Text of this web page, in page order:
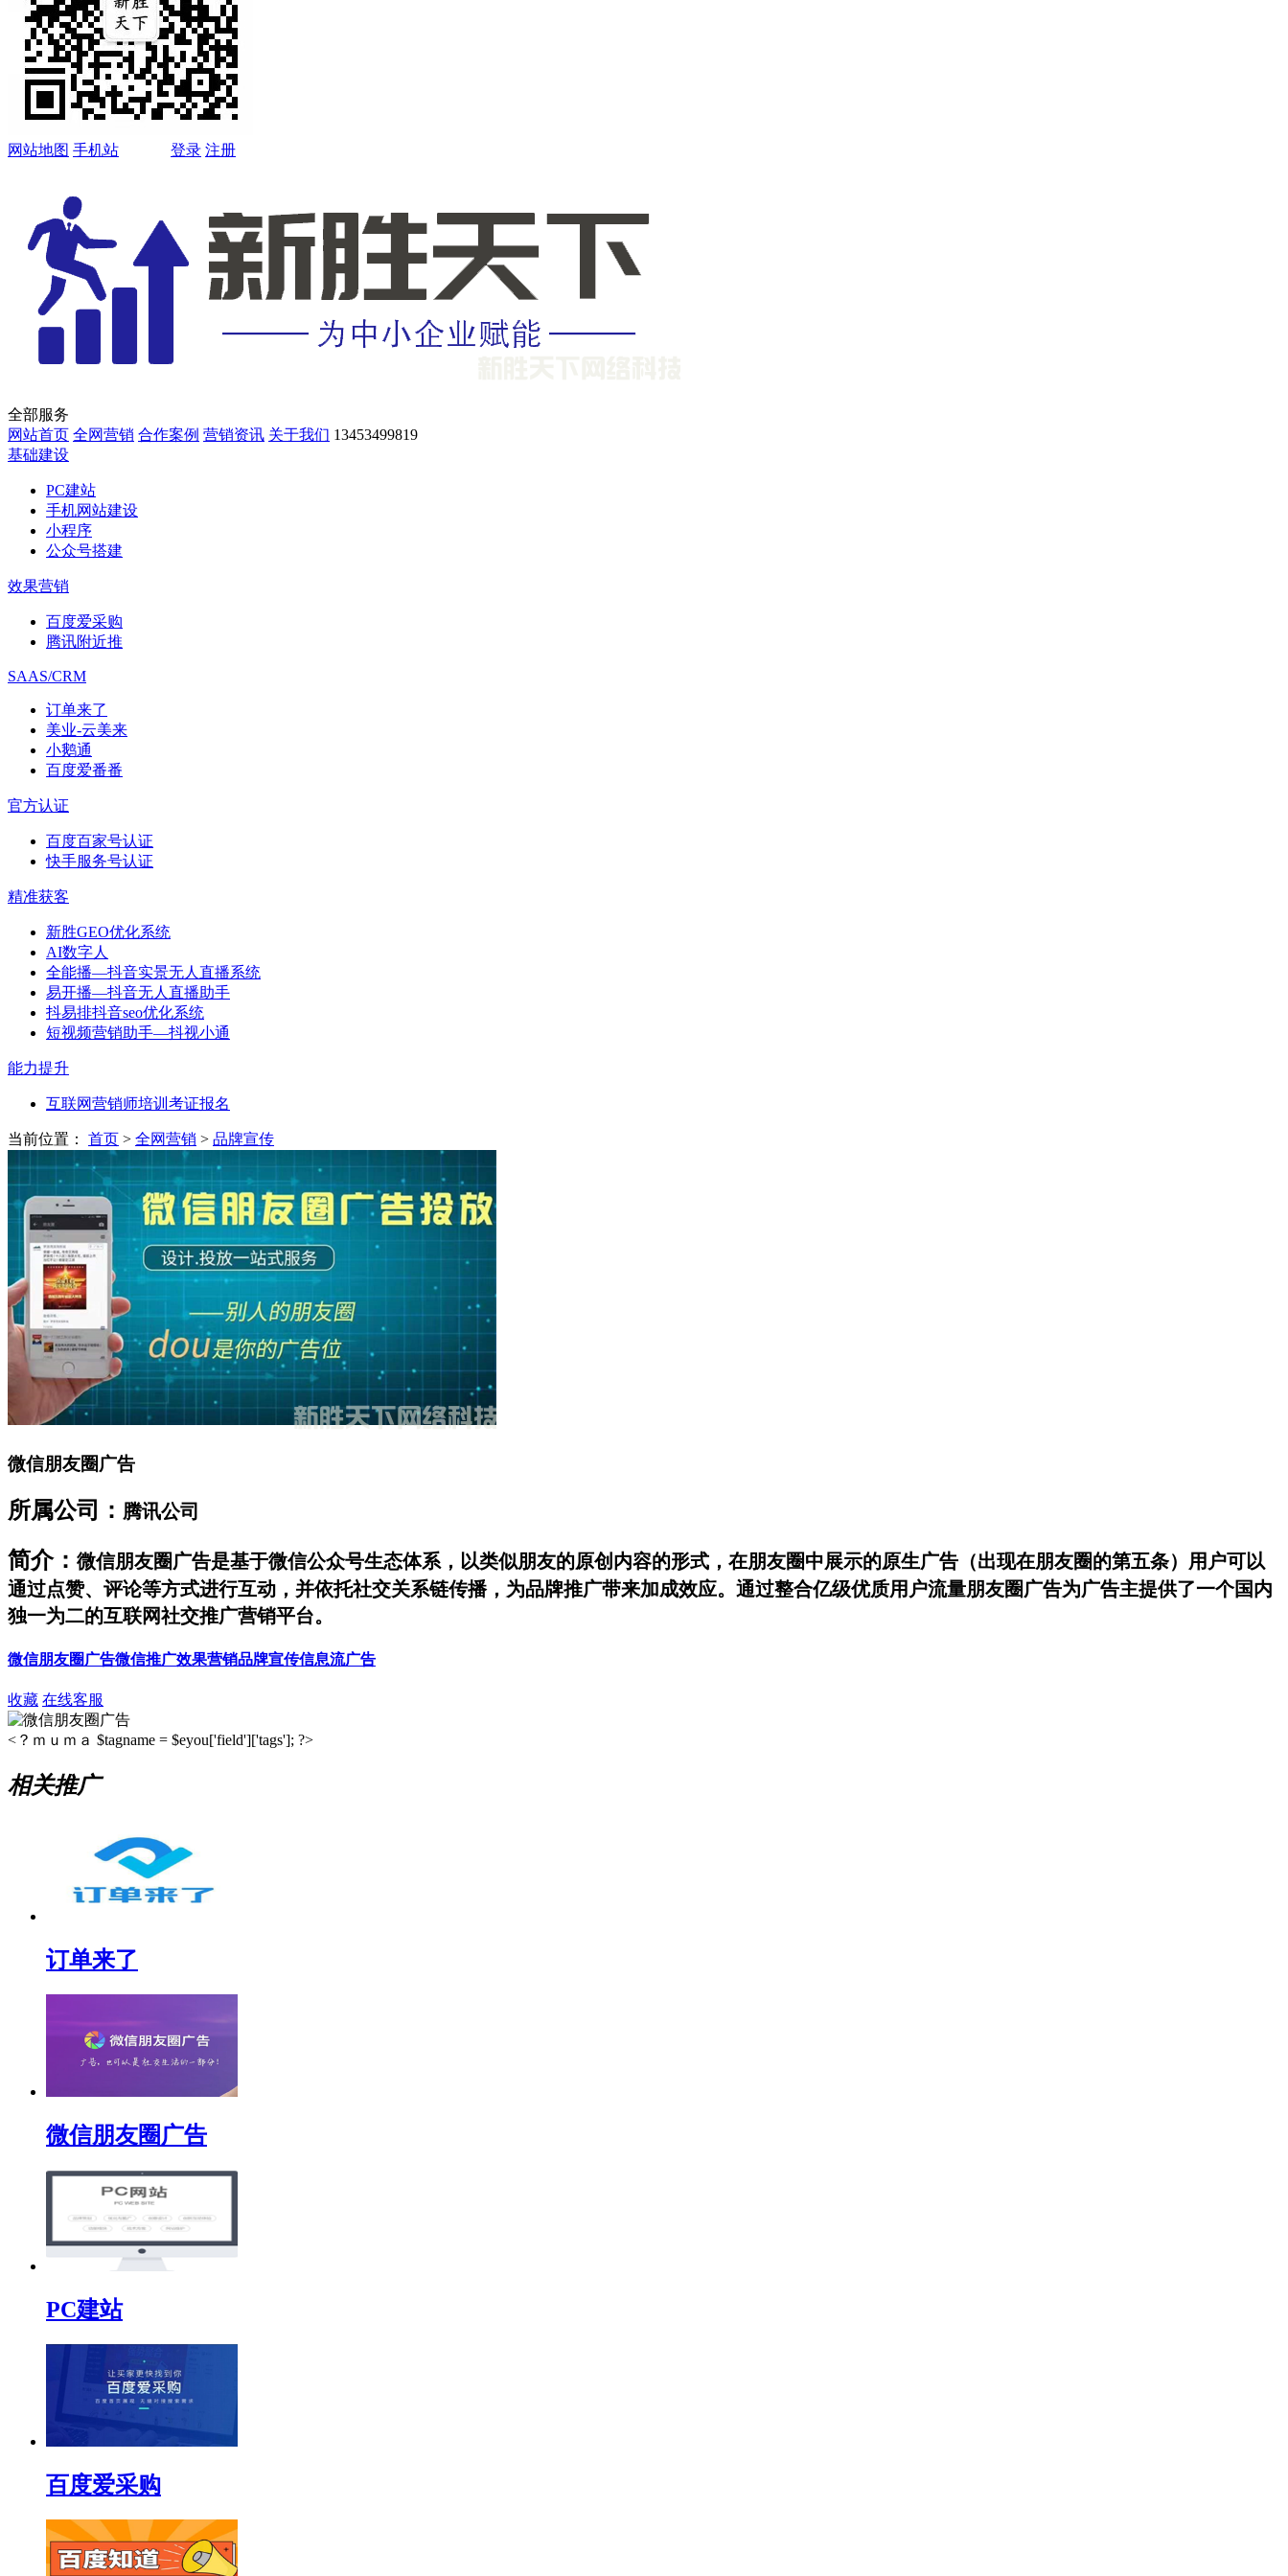
网站地图 手机站 登录 注册
全部服务
网站首页 全网营销 合作案例 营销资讯 关于我们 13453499819
基础建设
PC建站
手机网站建设
小程序
公众号搭建
效果营销
百度爱采购
腾讯附近推
SAAS/CRM
订单来了
美业-云美来
小鹅通
百度爱番番
官方认证
百度百家号认证
快手服务号认证
精准获客
新胜GEO优化系统
AI数字人
全能播—抖音实景无人直播系统
易开播—抖音无人直播助手
抖易排抖音seo优化系统
短视频营销助手—抖视小通
能力提升
互联网营销师培训考证报名
当前位置： 首页 > 全网营销 > 品牌宣传
微信朋友圈广告
所属公司： 腾讯公司
简介： 微信朋友圈广告是基于微信公众号生态体系，以类似朋友的原创内容的形式，在朋友圈中展示的原生广告（出现在朋友圈的第五条）用户可以
通过点赞、评论等方式进行互动，并依托社交关系链传播，为品牌推广带来加成效应。通过整合亿级优质用户流量朋友圈广告为广告主提供了一个国内
独一为二的互联网社交推广营销平台。
微信朋友圈广告微信推广效果营销品牌宣传信息流广告
收藏 在线客服
<？ｍｕｍａ $tagname = $eyou['field']['tags']; ?>
相关推广
订单来了
微信朋友圈广告
PC建站
百度爱采购